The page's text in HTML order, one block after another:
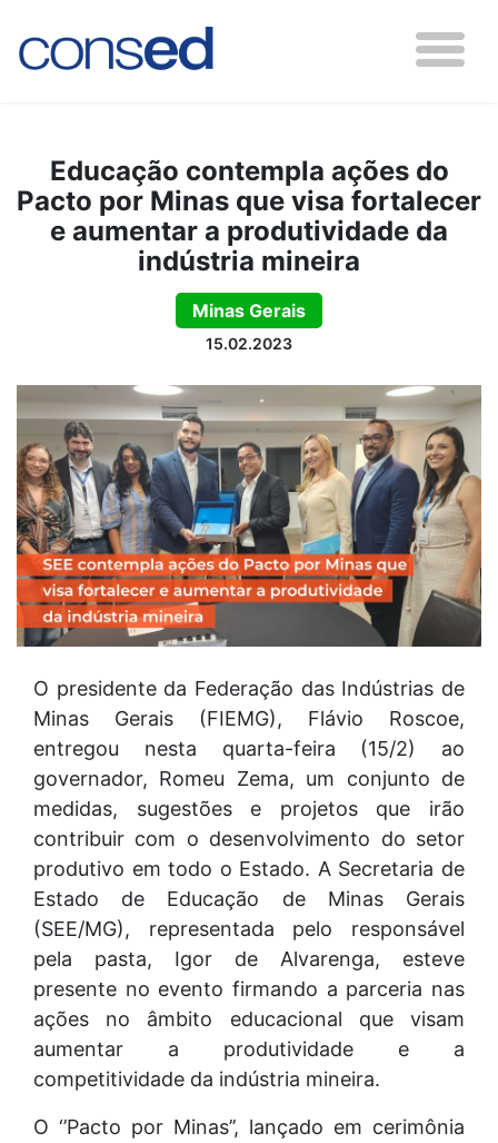
Educação contempla ações do
Pacto por Minas que visa fortalecer
e aumentar a produtividade da
indústria mineira
Minas Gerais
15.02.2023
O presidente da Federação das Indústrias de
Minas Gerais (FIEMG), Flávio Roscoe,
entregou nesta quarta-feira (15/2) ao
governador, Romeu Zema, um conjunto de
medidas, sugestões e projetos que irão
contribuir com o desenvolvimento do setor
produtivo em todo o Estado. A Secretaria de
Estado de Educação de Minas Gerais
(SEE/MG), representada pelo responsável
pela pasta, Igor de Alvarenga, esteve
presente no evento firmando a parceria nas
ações no âmbito educacional que visam
aumentar a produtividade e a
competitividade da indústria mineira.
O ‘’Pacto por Minas’’, lançado em cerimônia